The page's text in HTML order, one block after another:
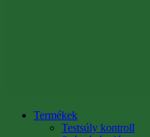
Termékek
Testsúly kontroll